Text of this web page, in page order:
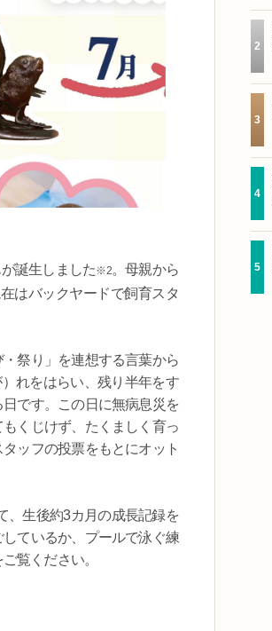
誕生しました※2。母親から
はバックヤードで飼育スタ
祭り」を連想する言葉から
れをはらい、残り半年をす
です。この日に無病息災を
くじけず、たくましく育っ
ッフの投票をもとにオット
、生後約3カ月の成長記録を
ているか、プールで泳ぐ練
覧ください。